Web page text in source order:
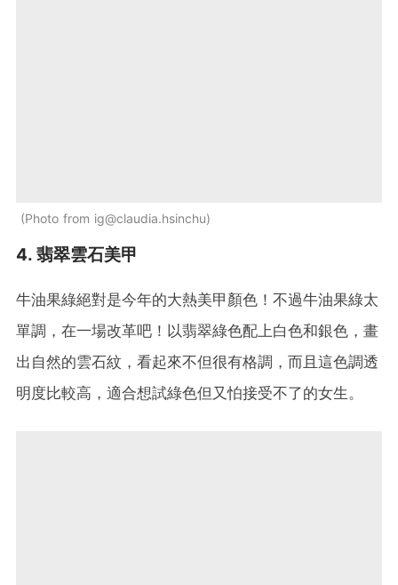
Photo from ig@claudia.hsinchu
4. 翡翠雲石美甲
牛油果綠絕對是今年的大熱美甲顏色！不過牛油果綠太
單調，在一場改革吧！以翡翠綠色配上白色和銀色，畫
出自然的雲石紋，看起來不但很有格調，而且這色調透
明度比較高，適合想試綠色但又怕接受不了的女生。